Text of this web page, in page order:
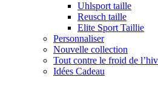
Uhlsport taille
Reusch taille
Elite Sport Taillie
Personnaliser
Nouvelle collection
Tout contre le froid de
Idées Cadeau